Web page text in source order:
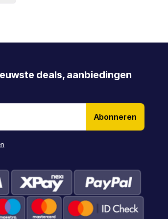
deals, aanbiedingen
Abonneren